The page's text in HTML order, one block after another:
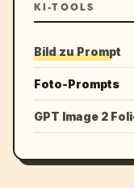
KI-TOOLS
Bild zu Prompt
Foto-Prompts
GPT Image 2